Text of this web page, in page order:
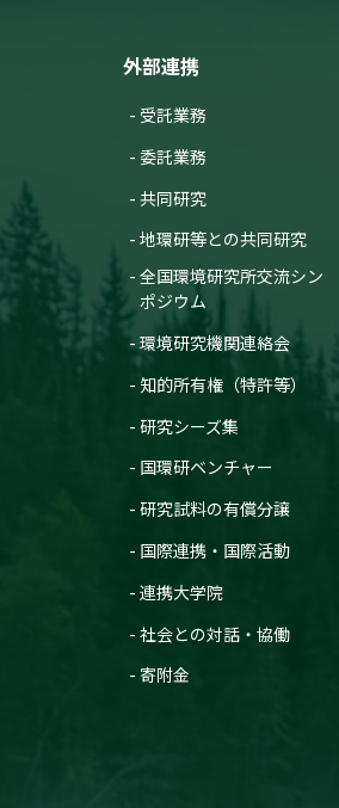
外部連携
受託業務
委託業務
共同研究
地環研等との共同研究
全国環境研究所交流シン
ポジウム
環境研究機関連絡会
知的所有権（特許等）
研究シーズ集
国環研ベンチャー
研究試料の有償分譲
国際連携・国際活動
連携大学院
社会との対話・協働
寄附金